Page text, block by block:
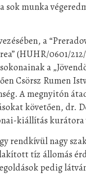
sok munka
a
(HUHR/0601/
a
Csörsz Rumen
A megnyitón
követően, dr.
kiállítás
rendkívül nagy
tíz állomás
pedig